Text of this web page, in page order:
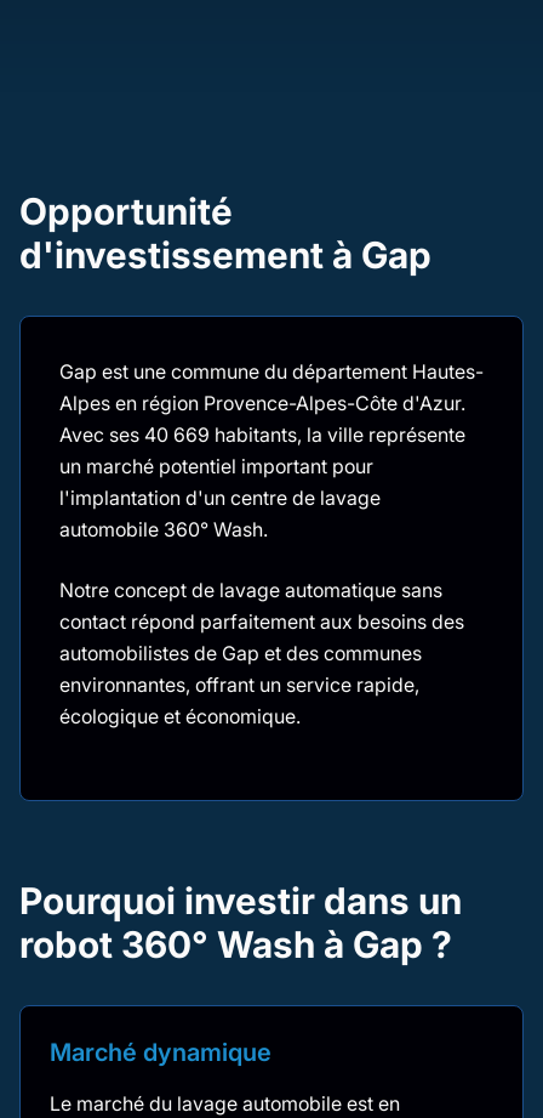
Opportunité
d'investissement à Gap
Gap est une commune du département Hautes-
Alpes en région Provence-Alpes-Côte d'Azur.
Avec ses 40 669 habitants, la ville représente
un marché potentiel important pour
l'implantation d'un centre de lavage
automobile 360° Wash.
Notre concept de lavage automatique sans
contact répond parfaitement aux besoins des
automobilistes de Gap et des communes
environnantes, offrant un service rapide,
écologique et économique.
Pourquoi investir dans un
robot 360° Wash à Gap ?
Marché dynamique
Le marché du lavage automobile est en